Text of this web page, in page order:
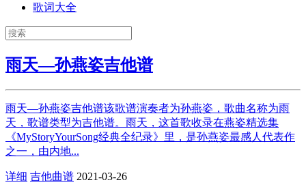
歌词大全
雨天—孙燕姿吉他谱
雨天—孙燕姿吉他谱该歌谱演奏者为孙燕姿，歌曲名称为雨
天，歌谱类型为吉他谱。雨天，这首歌收录在燕姿精选集
《MyStoryYourSong经典全纪录》里，是孙燕姿最感人代表作
之一，由内地...
详细 吉他曲谱 2021-03-26